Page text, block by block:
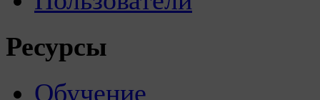
Ресурсы
Обучение